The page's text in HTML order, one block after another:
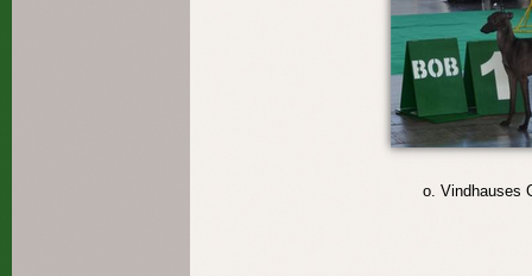
o. Vindhauses